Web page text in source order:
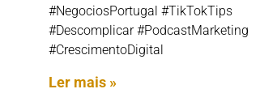
#NegociosPortugal #TikTokTips
#Descomplicar #PodcastMarketing
#CrescimentoDigital
Ler mais »